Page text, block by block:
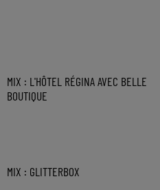
MIX : L'HÔTEL RÉGINA AVEC BELLE
BOUTIQUE
MIX : GLITTERBOX